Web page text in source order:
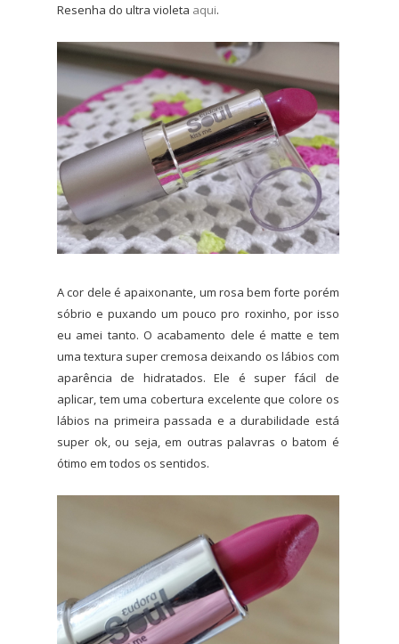
Resenha do ultra violeta aqui.
A cor dele é apaixonante, um rosa bem forte porém
sóbrio e puxando um pouco pro roxinho, por isso
eu amei tanto. O acabamento dele é matte e tem
uma textura super cremosa deixando os lábios com
aparência de hidratados. Ele é super fácil de
aplicar, tem uma cobertura excelente que colore os
lábios na primeira passada e a durabilidade está
super ok, ou seja, em outras palavras o batom é
ótimo em todos os sentidos.